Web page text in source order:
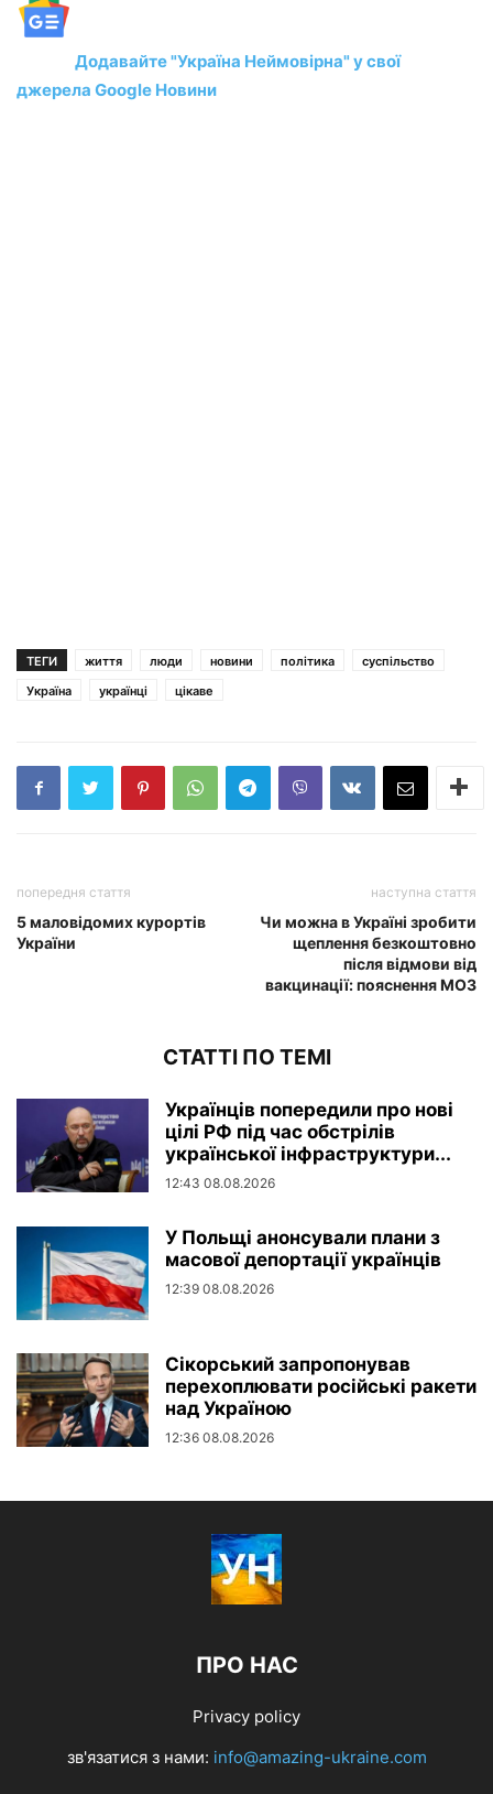
Додавайте "Україна Неймовірна" у свої
джерела Google Новини
ТЕГИ життя люди новини політика
суспільство
Україна
українці цікаве
попередня стаття
5 маловідомих курортів
України
наступна стаття
Чи можна в Україні зробити
щеплення безкоштовно
після відмови від
вакцинації: пояснення МОЗ
СТАТТІ ПО ТЕМІ
Українців попередили про нові
цілі РФ під час обстрілів
української інфраструктури...
12:43 08.08.2026
У Польщі анонсували плани з
масової депортації українців
12:39 08.08.2026
Сікорський запропонував
перехоплювати російські ракети
над Україною
12:36 08.08.2026
ПРО НАС
Privacy policy
зв'язатися з нами: info@amazing-ukraine.com